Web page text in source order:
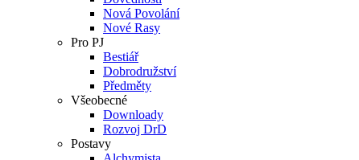
Nová Povolání
Nové Rasy
Pro PJ
Bestiář
Dobrodružství
Předměty
Všeobecné
Downloady
Rozvoj DrD
Postavy